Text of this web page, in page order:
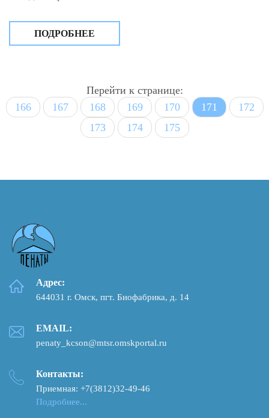
ПОДРОБНЕЕ
Перейти к странице:
166
167 168 169 170 171
172
173
174 175
Адрес:
644031 г. Омск, пгт. Биофабрика, д. 14
EMAIL:
penaty_kcson@mtsr.omskportal.ru
Контакты:
Приемная: +7(3812)32-49-46
Подробнее...